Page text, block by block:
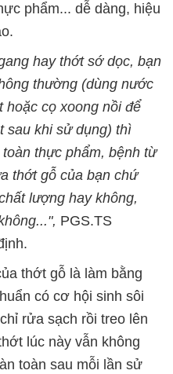
phẩm... dễ dàng, hiệu
hay thớt sớ dọc, bạn
thường (dùng nước
hoặc cọ xoong nồi để
sau khi sử dụng) thì
thực phẩm, bệnh từ
thớt gỗ của bạn chứ
lượng hay không,
PGS.TS
thớt gỗ là làm bằng
có cơ hội sinh sôi
rửa sạch rồi treo lên
lúc này vẫn không
toàn sau mỗi lần sử